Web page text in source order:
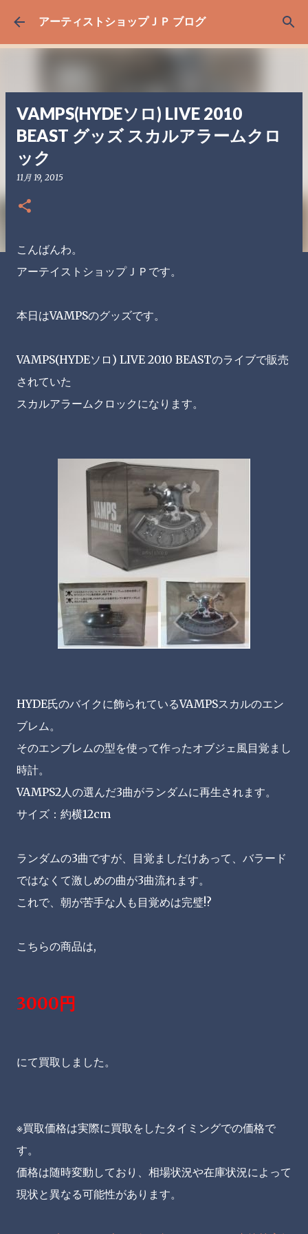
スキップしてメイン コンテンツに移動
アーティストショップＪＰ ブログ
VAMPS(HYDEソロ) LIVE 2010
BEAST グッズ スカルアラームクロ
ック
11月 19, 2015
こんばんわ。
アーテイストショップＪＰです。
本日はVAMPSのグッズです。
VAMPS(HYDEソロ) LIVE 2010 BEASTのライブで販売
されていた
スカルアラームクロックになります。
HYDE氏のバイクに飾られているVAMPSスカルのエン
ブレム。
そのエンブレムの型を使って作ったオブジェ風目覚まし
時計。
VAMPS2人の選んだ3曲がランダムに再生されます。
サイズ：約横12cm
ランダムの3曲ですが、目覚ましだけあって、バラード
ではなくて激しめの曲が3曲流れます。
これで、朝が苦手な人も目覚めは完璧!?
こちらの商品は,
3000円
にて買取しました。
※買取価格は実際に買取をしたタイミングでの価格で
す。
価格は随時変動しており、相場状況や在庫状況によって
現状と異なる可能性があります。